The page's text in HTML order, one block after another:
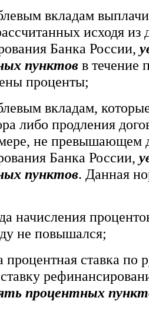
вкладам
исходя из
Банка России,
пунктов в течение
проценты;
вкладам,
либо продления
не
Банка России,
пунктов. Данная
начисления
не повышался;
процентная ставка по
процентных